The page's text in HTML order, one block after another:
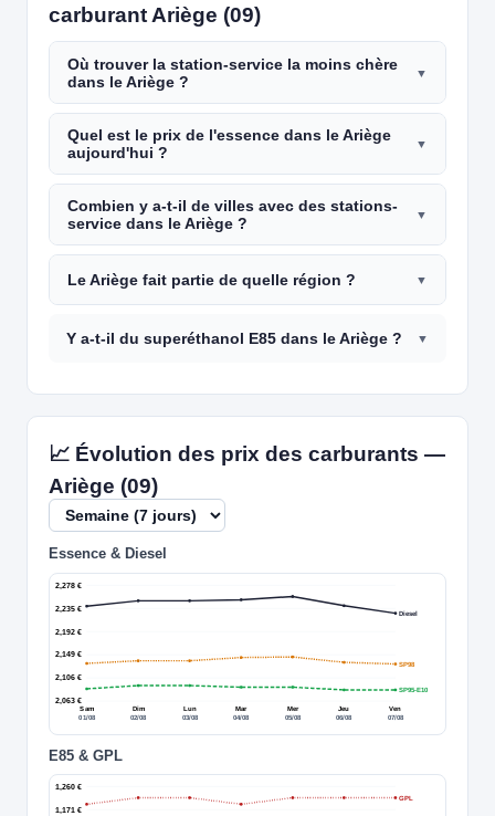
carburant Ariège (09)
Où trouver la station-service la moins chère
dans le Ariège ?
Quel est le prix de l'essence dans le Ariège
aujourd'hui ?
Combien y a-t-il de villes avec des stations-
service dans le Ariège ?
Le Ariège fait partie de quelle région ?
Y a-t-il du superéthanol E85 dans le Ariège ?
📈 Évolution des prix des carburants —
Ariège (09)
Essence & Diesel
2,063 €
2,106 €
2,149 €
2,192 €
2,235 €
2,278 €
Sam
01/08
Dim
02/08
Lun
03/08
Mar
04/08
Mer
05/08
Jeu
06/08
Ven
07/08
Diesel
SP95-E10
SP98
E85 & GPL
1,171 €
1,260 €
GPL